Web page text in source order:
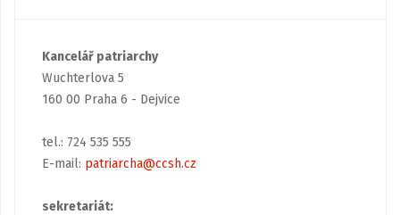
Kancelář patriarchy
Wuchterlova 5
160 00 Praha 6 - Dejvice
tel.: 724 535 555
E-mail: patriarcha@ccsh.cz
sekretariát: